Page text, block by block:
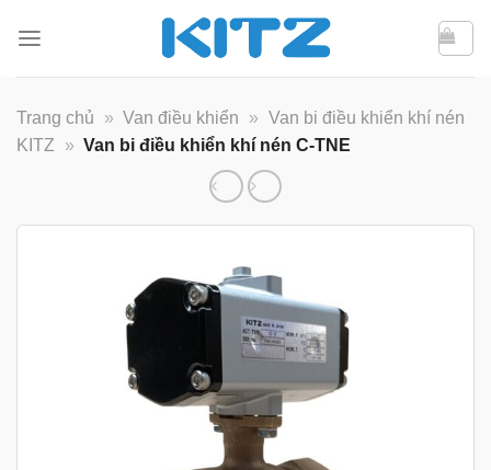
qua
Trang chủ
» Van điều khiển » Van bi điều khiển khí nén
KITZ
» Van bi điều khiển khí nén C-TNE